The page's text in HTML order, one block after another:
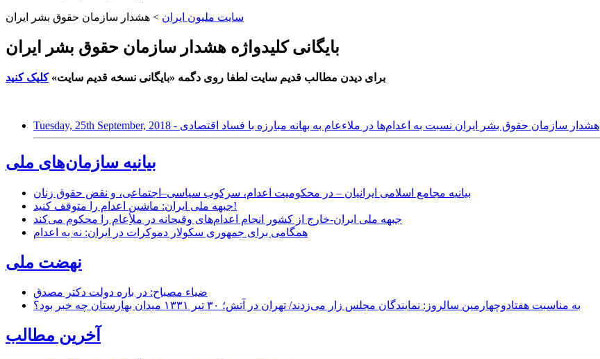
سایت ملیون ایران > هشدار سازمان حقوق بشر ایران
بایگانی کلیدواژه هشدار سازمان حقوق بشر ایران
برای دیدن مطالب قدیم سایت لطفا روی دگمه «بایگانی نسخه قدیم سایت»کلیک کنید
Tuesday, 25th September, 2018 - هشدار سازمان حقوق بشر ایران نسبت به اعدام‌ها در ملاء‌عام به بهانه مبارزه با فساد اقتصادی
بیانیه سازمان‌های ملی
بیانیه مجامع اسلامی ایرانیان – در محکومیت اعدام، سرکوب سیاسی–اجتماعی، و نقض حقوق زنان
جبهه ملی ایران: ماشین اعدام را متوقف کنید!
جبهه ملی ایران-خارج از کشور انجام اعدام‌های وقیحانه در ملأِعام را محکوم می‌کند
همگامی برای جمهوری سکولار دموکرات در ایران: نه به اعدام
نهضت ملی
ضیاء مصباح: در باره دولت دکتر مصدق
به مناسبت هفتادوچهارمین سالروز: نمایندگان مجلس زار می‌زدند/ تهران در آتش؛ ۳۰ تیر ۱۳۳۱ میدان بهارستان چه خبر بود؟
آخرین مطالب